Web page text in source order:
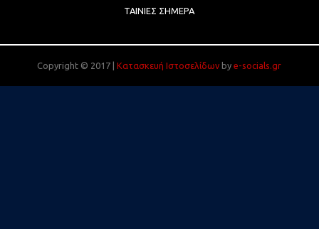
ΤΑΙΝΊΕΣ ΣΉΜΕΡΑ
Copyright © 2017 |Κατασκευή Ιστοσελίδων bye-socials.gr